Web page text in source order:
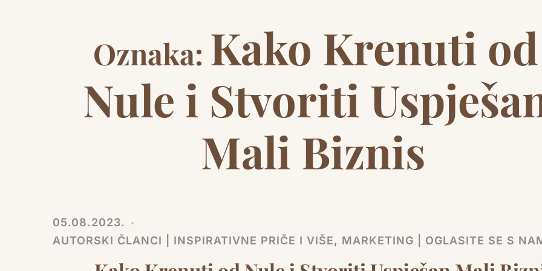
Oznaka: Kako Krenuti od
Nule i Stvoriti
Mali Biznis
05.08.2023.
AUTORSKI ČLANCI | INSPIRATIVNE PRIČE I VIŠE, MARKETING | OGLASITE SE S